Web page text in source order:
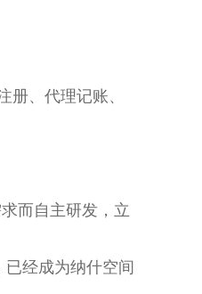
代理记账、
自主研发，立
已经成为纳什空间